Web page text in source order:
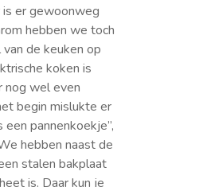
is er gewoonweg
hebben we toch
de keuken op
koken is
nog wel even
begin mislukte er
pannenkoekje”,
hebben naast de
stalen bakplaat
is. Daar kun je